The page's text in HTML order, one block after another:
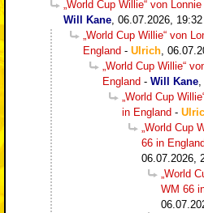
„World Cup Willie“ von
Will Kane, 06.07.2026, 19:32
„World Cup Willie“ von
England - Ulrich,
„World Cup Willie“
England - Will Kane,
„World Cup
in England -
„World Cup
66 in England
06.07.2026,
„World
WM 66